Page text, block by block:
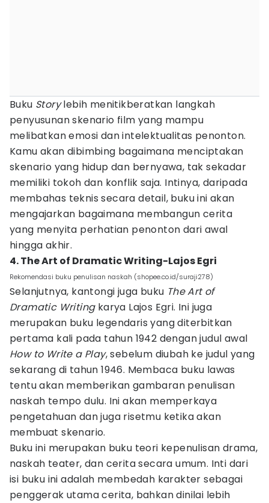
Buku Storylebih menitikberatkan langkah
penyusunan skenario film yang mampu
melibatkan emosi dan intelektualitas penonton.
Kamu akan dibimbing bagaimana menciptakan
skenario yang hidup dan bernyawa, tak sekadar
memiliki tokoh dan konflik saja. Intinya, daripada
membahas teknis secara detail, buku ini akan
mengajarkan bagaimana membangun cerita
yang menyita perhatian penonton dari awal
hingga akhir.
4. The Art of Dramatic Writing-Lajos Egri
Rekomendasi buku penulisan naskah (shopee.co.id/suraji278)
Selanjutnya, kantongi juga buku The Art of
Dramatic Writingkarya Lajos Egri. Ini juga
merupakan buku legendaris yang diterbitkan
pertama kali pada tahun 1942 dengan judul awal
How to Write a Play, sebelum diubah ke judul yang
sekarang di tahun 1946. Membaca buku lawas
tentu akan memberikan gambaran penulisan
naskah tempo dulu. Ini akan memperkaya
pengetahuan dan juga risetmu ketika akan
membuat skenario.
Buku ini merupakan buku teori kepenulisan drama,
naskah teater, dan cerita secara umum. Inti dari
isi buku ini adalah membedah karakter sebagai
penggerak utama cerita, bahkan dinilai lebih